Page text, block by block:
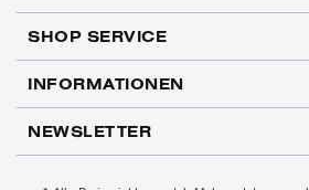
SHOP SERVICE
INFORMATIONEN
NEWSLETTER